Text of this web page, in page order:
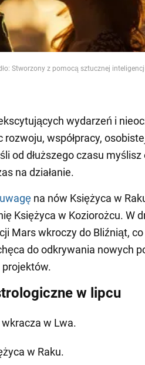
Stworzony z pomocą sztucznej
wydarzeń i
współpracy,
od dłuższego czasu myślisz
na działanie.
uwagę na nów Księżyca w
Księżyca w Koziorożcu. W
Mars wkroczy do Bliźniąt,
do odkrywania nowych
w lipcu
w Lwa.
w Raku.